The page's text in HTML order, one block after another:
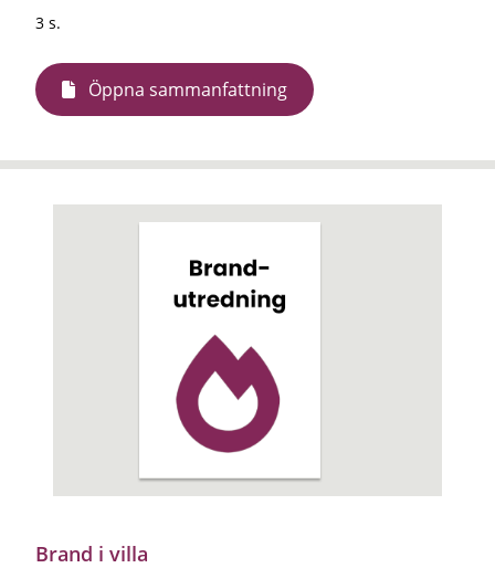
3 s.
Öppna sammanfattning
Brand i villa